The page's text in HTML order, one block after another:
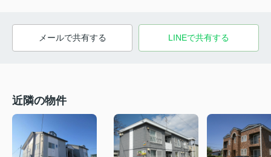
メールで共有する LINEで共有する
近隣の物件